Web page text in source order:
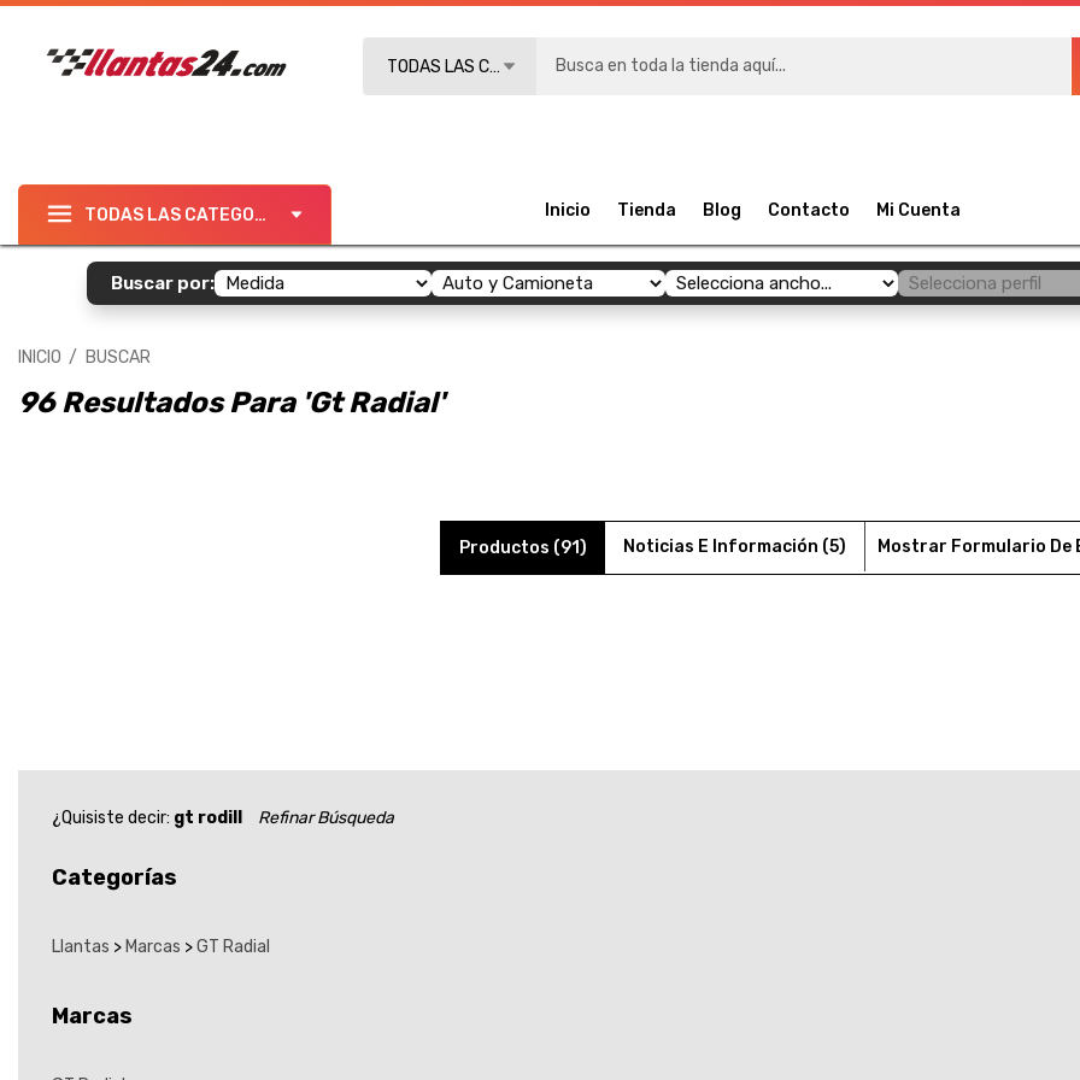
TODAS LAS CATEGORÍAS
TODAS LAS CATEGORÍAS Inicio Tienda Blog Contacto Mi Cuenta
Buscar por:
INICIO BUSCAR
96 Resultados Para 'gt Radial'
Productos (91) Noticias E Información (5) Mostrar Formulario De
¿Quisiste decir: gt rodill Refinar Búsqueda
Categorías
Llantas > Marcas >GT Radial
Marcas